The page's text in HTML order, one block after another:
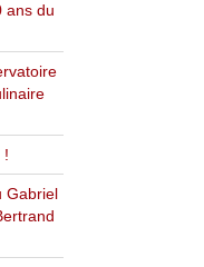
ans du
!
Gabriel